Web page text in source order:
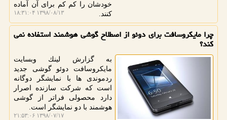
خودشان را كم كم برای آن آماده
كنند.
۱۳۹۸/۰۸/۱۳ ۱۸:۳۱:۰۴
چرا مایكروسافت برای دوئو از اصطلاح گوشی هوشمند استفاده نمی
كند؟
به گزارش لینك وبسایت
مایكروسافت دوئو گوشی جدید
ردموندی ها با نمایشگر دوگانه
است كه شركت سازنده اصرار
دارد محصولی فراتر از گوشی
هوشمند با دو نمایشگر است.
۱۳۹۸/۰۷/۱۷ ۲۱:۵۳:۰۶